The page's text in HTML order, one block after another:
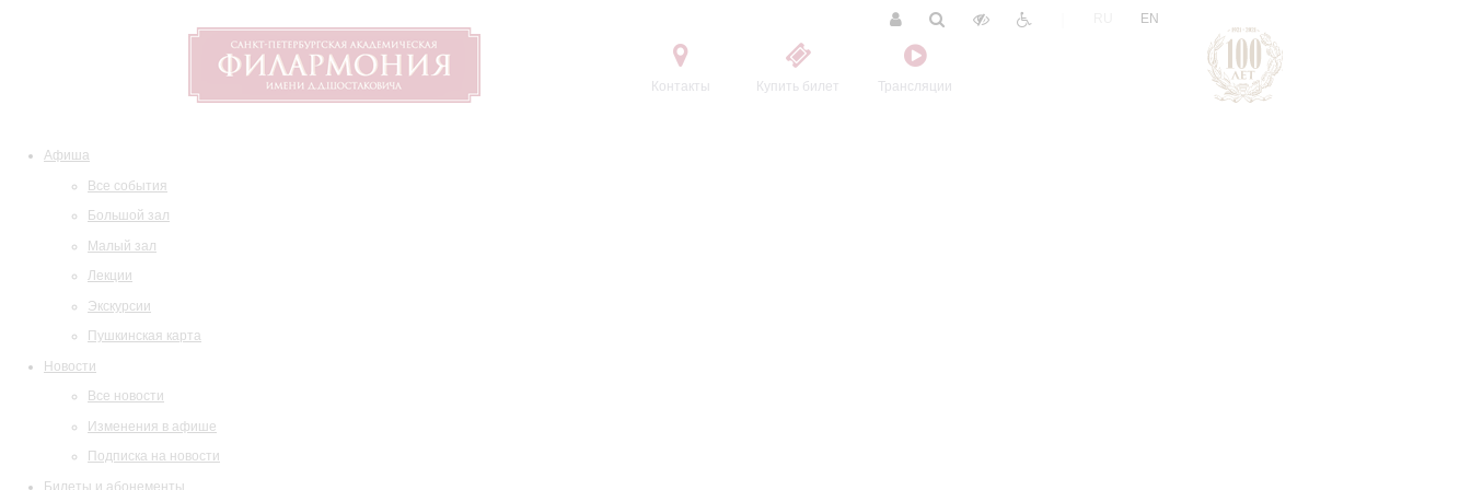
Контакты Купить билет Трансляции
EN
Афиша
Все события
Большой зал
Малый зал
Лекции
Экскурсии
Пушкинская карта
Новости
Все новости
Изменения в афише
Подписка на новости
Билеты и абонементы